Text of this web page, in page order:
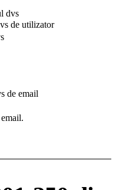
dvs
de utilizator
de email